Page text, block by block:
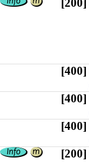
[200]
[400]
[400]
[400]
[200]